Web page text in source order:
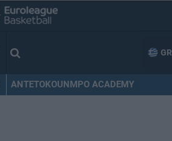
GR
ANTETOKOUNMPO ACADEMY